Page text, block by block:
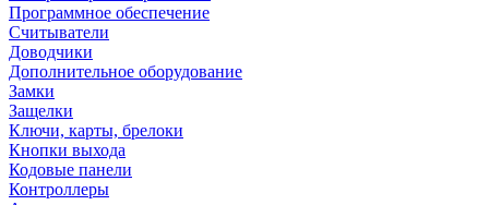
Программное обеспечение
Считыватели
Доводчики
Дополнительное оборудование
Замки
Защелки
Ключи, карты, брелоки
Кнопки выхода
Кодовые панели
Контроллеры